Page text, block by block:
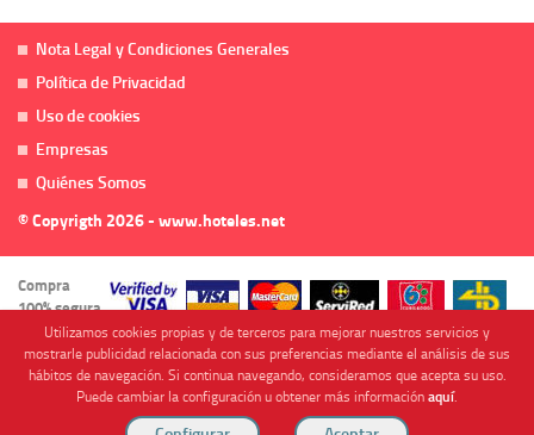
Nota Legal y Condiciones Generales
Política de Privacidad
Uso de cookies
Empresas
Quiénes Somos
© Copyrigth 2026 - www.hoteles.net
Compra
100% segura
Cofinanciado por
Utilizamos cookies propias y de terceros para mejorar nuestros servicios y
mostrarle publicidad relacionada con sus preferencias mediante el análisis de sus
hábitos de navegación. Si continua navegando, consideramos que acepta su uso.
Puede cambiar la configuración u obtener más informaciónaquí.